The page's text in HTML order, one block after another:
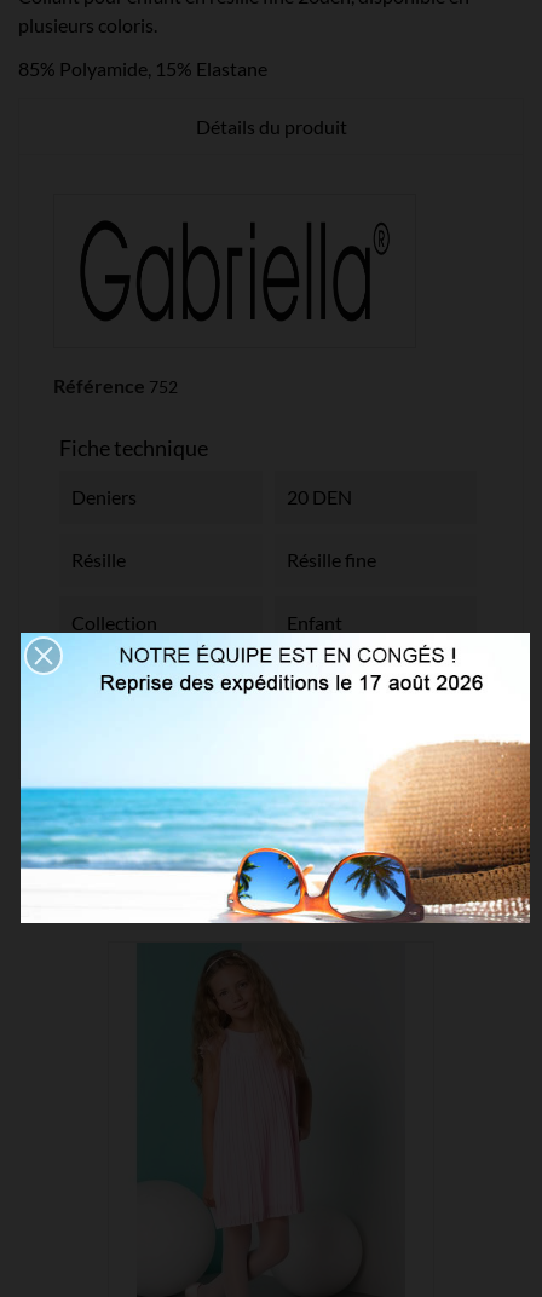
plusieurs coloris.
85% Polyamide, 15% Elastane
Détails du produit
Référence 752
Fiche technique
Deniers 20 DEN
Résille Résille fine
Collection Enfant
Références spécifiques
VOUS AIMEREZ AUSSI